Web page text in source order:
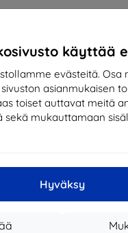
käyttää
evästeitä. Osa
asianmukaisen
toiset auttavat meitä
sekä mukauttamaan
Hyväksy